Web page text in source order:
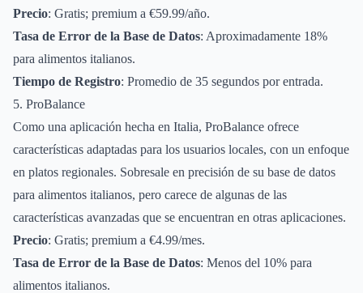
Precio: Gratis; premium a €59.99/año.
Tasa de Error de la Base de Datos: Aproximadamente 18%
para alimentos italianos.
Tiempo de Registro: Promedio de 35 segundos por entrada.
5. ProBalance
Como una aplicación hecha en Italia, ProBalance ofrece
características adaptadas para los usuarios locales, con un enfoque
en platos regionales. Sobresale en precisión de su base de datos
para alimentos italianos, pero carece de algunas de las
características avanzadas que se encuentran en otras aplicaciones.
Precio: Gratis; premium a €4.99/mes.
Tasa de Error de la Base de Datos: Menos del 10% para
alimentos italianos.